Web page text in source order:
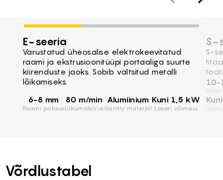
E-seeria
Varustatud üheosalise elektrokeevitatud
raami ja ekstrusioonitüüpi portaaliga suurte
kiirenduste jaoks. Sobib valtsitud metalli
lõikamiseks.
6-8 mm
Raami paksus
80 m/min
Liikumiskiirus
Alumiinium
Gantry materjal
Kuni 1,5 kW
Laseri võimsus
S-
S-
10-
Võrdlustabel